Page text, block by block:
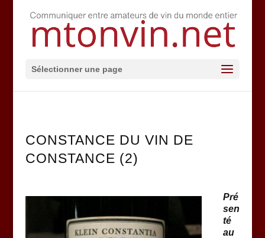
Sélectionner une page
CONSTANCE DU VIN DE
CONSTANCE (2)
Pré
sen
té
au